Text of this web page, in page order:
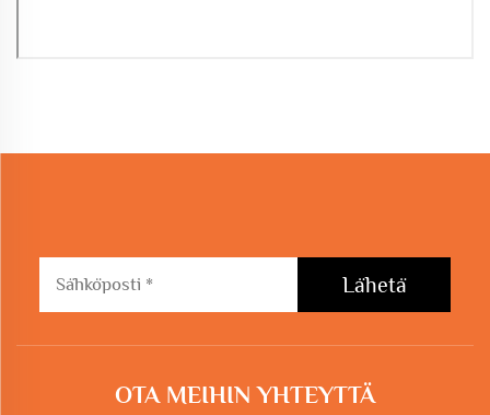
Lähetä
OTA MEIHIN YHTEYTTÄ